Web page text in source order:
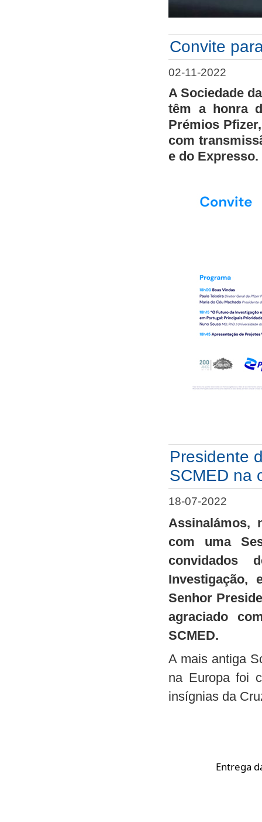
Convite
02-11-2022
A Sociedade
têm a honra
Prémios
com
e do Expresso.
Presidente
SCMED na
18-07-2022
Assinalámos,
com uma
convidados
Investigação,
Senhor
agraciado
SCMED.
A mais antiga
na Europa foi
insígnias da
Entrega